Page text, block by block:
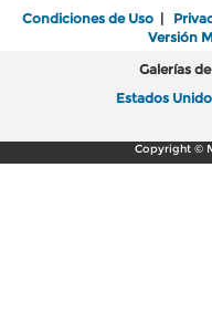
Condiciones de Uso |
Versión
Galerías
Estados
Copyright ©